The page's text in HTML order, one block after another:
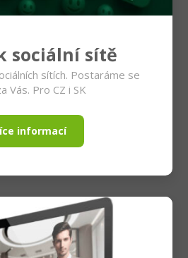
sociální sítě
sítích. Postaráme se
Vás. Pro CZ i SK
informací